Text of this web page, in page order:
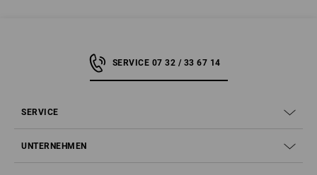
SERVICE 07 32 / 33 67 14
SERVICE
UNTERNEHMEN